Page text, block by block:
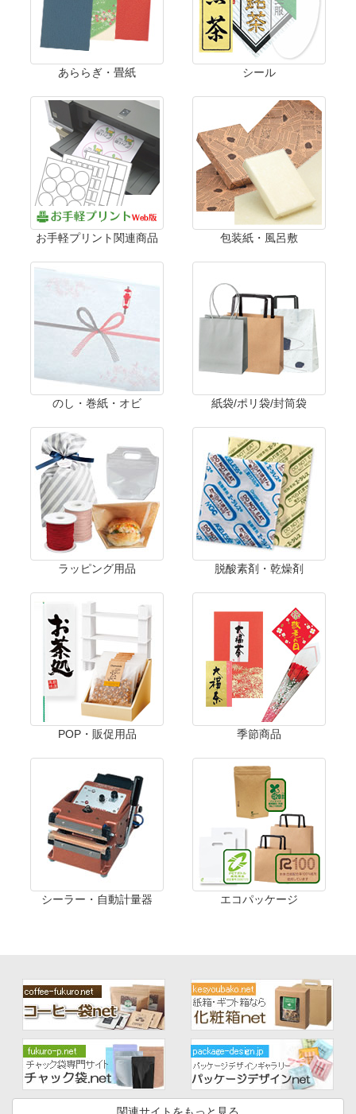
あららぎ・畳紙 シール
お手軽プリント関連商品 包装紙・風呂敷
のし・巻紙・オビ 紙袋/ポリ袋/封筒袋
ラッピング用品 脱酸素剤・乾燥剤
POP・販促用品 季節商品
シーラー・自動計量器 エコパッケージ